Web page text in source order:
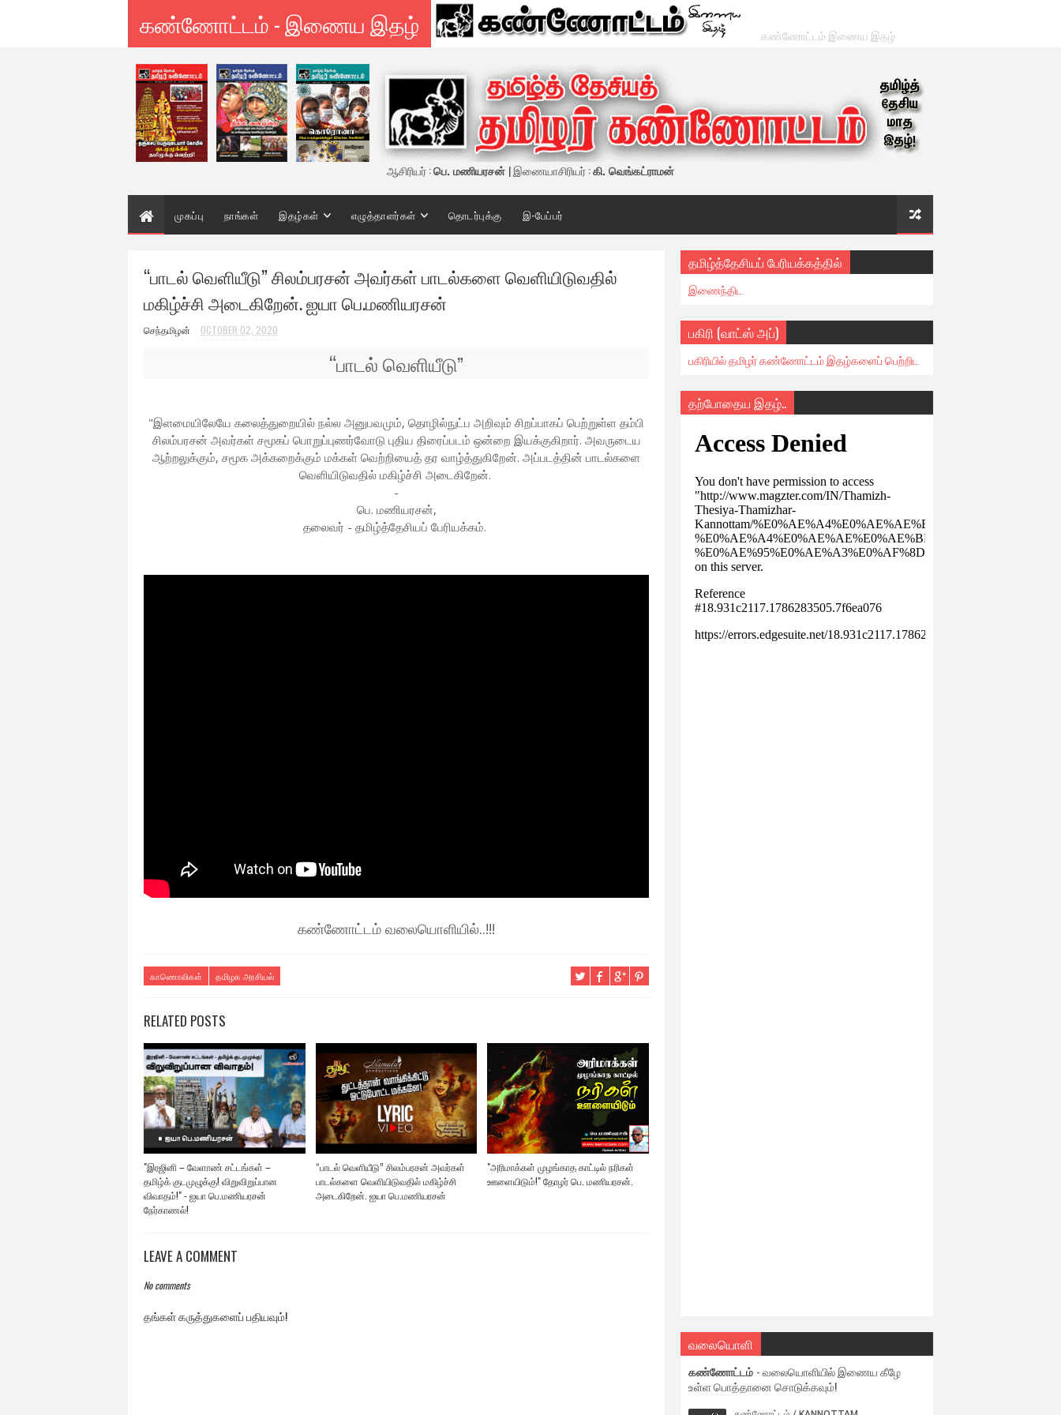
கண்ணோட்டம் - இணைய இதழ் கண்ணோட்டம் இணைய இதழ்
ஆசிரியர் :பெ. மணியரசன் | இணையாசிரியர் :கி. வெங்கட்ராமன்
முகப்பு நாங்கள் இதழ்கள் எழுத்தாளர்கள் தொடர்புக்கு இ-பேப்பர்
“பாடல் வெளியீடு” சிலம்பரசன் அவர்கள் பாடல்களை வெளியிடுவதில்
மகிழ்ச்சி அடைகிறேன். ஐயா பெ.மணியரசன்
செந்தமிழன் OCTOBER 02, 2020
“பாடல் வெளியீடு”
"இளமையிலேயே கலைத்துறையில் நல்ல அனுபவமும், தொழில்நுட்ப அறிவும் சிறப்பாகப் பெற்றுள்ள தம்பி
சிலம்பரசன் அவர்கள் சமூகப் பொறுப்புணர்வோடு புதிய திரைப்படம் ஒன்றை இயக்குகிறார். அவருடைய
ஆற்றலுக்கும், சமூக அக்கறைக்கும் மக்கள் வெற்றியைத் தர வாழ்த்துகிறேன். அப்படத்தின் பாடல்களை
வெளியிடுவதில் மகிழ்ச்சி அடைகிறேன்.
-
பெ. மணியரசன்,
தலைவர் - தமிழ்த்தேசியப் பேரியக்கம்.
கண்ணோட்டம் வலையொளியில்..!!!
காணொலிகள் தமிழக அரசியல்
RELATED POSTS
"இரஜினி – வேளாண் சட்டங்கள் –
தமிழ்க் குடமுழுக்கு! விறுவிறுப்பான
விவாதம்!" - ஐயா பெ.மணியரசன்
நேர்காணல்!
“பாடல் வெளியீடு” சிலம்பரசன் அவர்கள்
பாடல்களை வெளியிடுவதில் மகிழ்ச்சி
அடைகிறேன். ஐயா பெ.மணியரசன்
"அரிமாக்கள் முழங்காத காட்டில் நரிகள்
ஊளையிடும்!" தோழர் பெ. மணியரசன்.
LEAVE A COMMENT
No comments
தங்கள் கருத்துகளைப் பதியவும்!
தமிழ்த்தேசியப் பேரியக்கத்தில்
இணைந்திட
பகிரி (வாட்ஸ் அப்)
பகிரியில் தமிழர் கண்ணோட்டம் இதழ்களைப் பெற்றிட
தற்போதைய இதழ்..
வலையொளி
கண்ணோட்டம் - வலையொளியில் இணைய கீழே
உள்ள பொத்தானை சொடுக்கவும்!